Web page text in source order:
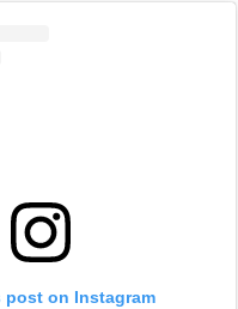
post on Instagram